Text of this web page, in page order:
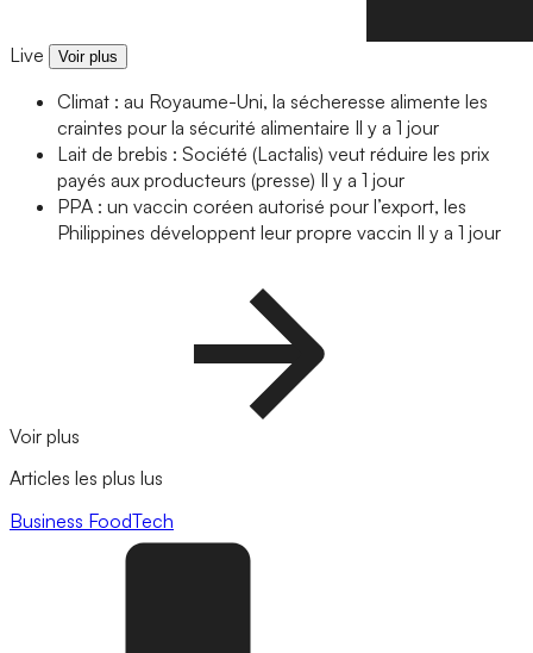
Live Voir plus
Climat : au Royaume-Uni, la sécheresse alimente les
craintes pour la sécurité alimentaire Il y a 1 jour
Lait de brebis : Société (Lactalis) veut réduire les prix
payés aux producteurs (presse) Il y a 1 jour
PPA : un vaccin coréen autorisé pour l’export, les
Philippines développent leur propre vaccin Il y a 1 jour
Voir plus
Articles les plus lus
Business FoodTech